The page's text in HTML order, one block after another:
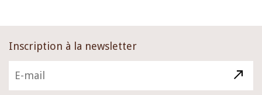
Inscription à la newsletter